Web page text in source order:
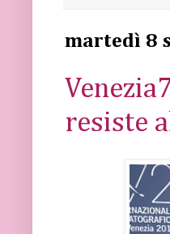
martedì 8
resiste